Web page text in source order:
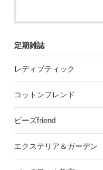
定期雑誌
レディブティック
コットンフレンド
ビーズfriend
エクステリア＆ガーデン